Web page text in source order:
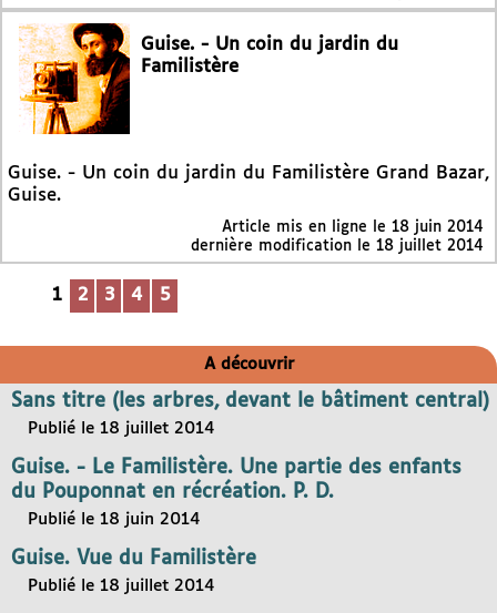
Guise. - Un coin du jardin du
Familistère
Guise. - Un coin du jardin du Familistère Grand Bazar,
Guise.
Article mis en ligne le 18 juin 2014
dernière modification le 18 juillet 2014
1 2 3 4 5
A découvrir
Sans titre (les arbres, devant le bâtiment central)
Publié le 18 juillet 2014
Guise. - Le Familistère. Une partie des enfants
du Pouponnat en récréation. P. D.
Publié le 18 juin 2014
Guise. Vue du Familistère
Publié le 18 juillet 2014